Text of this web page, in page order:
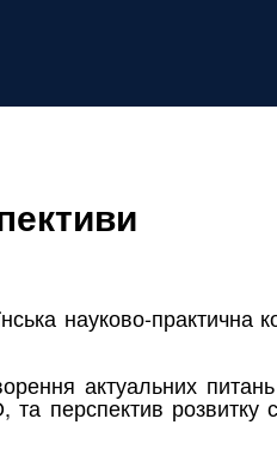
науково-практична
актуальних
перспектив розвитку